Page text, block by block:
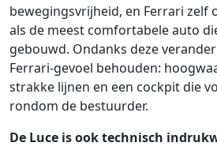
bewegingsvrijheid, en Ferrari zelf
als de meest comfortabele auto
gebouwd. Ondanks deze
Ferrari-gevoel behouden:
strakke lijnen en een cockpit die
rondom de bestuurder.
De Luce is ook technisch